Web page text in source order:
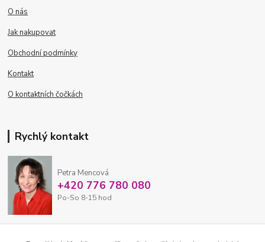
O nás
Jak nakupovat
Obchodní podmínky
Kontakt
O kontaktních čočkách
Rychlý kontakt
Petra Mencová
+420 776 780 080
Po-So 8-15 hod